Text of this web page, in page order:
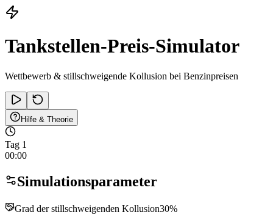
Tankstellen-Preis-Simulator
Wettbewerb & stillschweigende Kollusion bei Benzinpreisen
Hilfe & Theorie
Tag 1
00:00
Simulationsparameter
Grad der stillschweigenden Kollusion30%